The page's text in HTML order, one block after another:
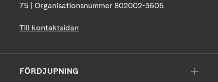
75 | Organisationsnummer 802002-3605
Till kontaktsidan
FÖRDJUPNING